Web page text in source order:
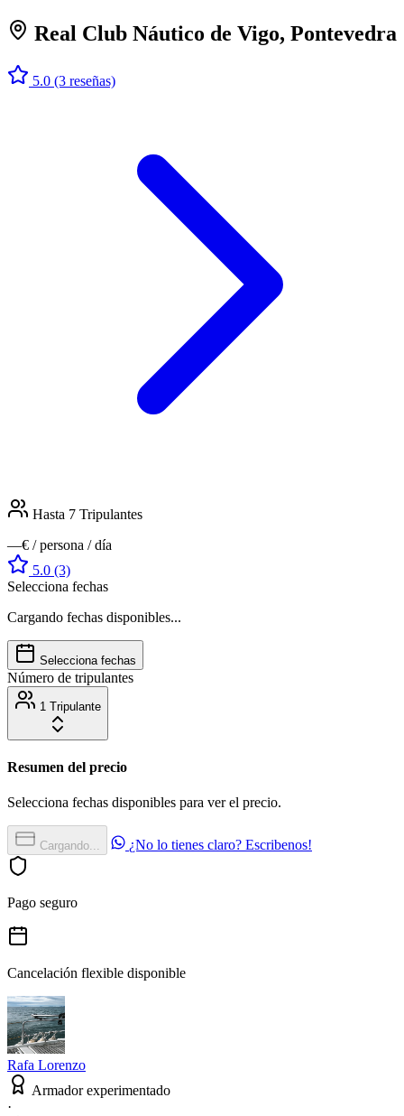
Real Club Náutico de Vigo, Pontevedra
5.0 (3 reseñas)
Hasta 7 Tripulantes
—€ / persona / día
5.0 (3)
Selecciona fechas
Cargando fechas disponibles...
Selecciona fechas
Número de tripulantes
1 Tripulante
Resumen del precio
Selecciona fechas disponibles para ver el precio.
Cargando... ¿No lo tienes claro? Escribenos!
Pago seguro
Cancelación flexible disponible
Rafa Lorenzo
Armador experimentado
·